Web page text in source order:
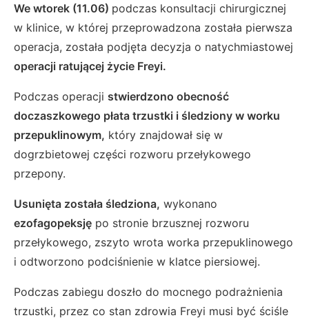
We wtorek (11.06) podczas konsultacji chirurgicznej
w klinice, w której przeprowadzona została pierwsza
operacja, została podjęta decyzja o natychmiastowej
operacji ratującej życie Freyi.
Podczas operacji stwierdzono obecność
doczaszkowego płata trzustki i śledziony w worku
przepuklinowym, który znajdował się w
dogrzbietowej części rozworu przełykowego
przepony.
Usunięta została śledziona, wykonano
ezofagopeksję po stronie brzusznej rozworu
przełykowego, zszyto wrota worka przepuklinowego
i odtworzono podciśnienie w klatce piersiowej.
Podczas zabiegu doszło do mocnego podrażnienia
trzustki, przez co stan zdrowia Freyi musi być ściśle